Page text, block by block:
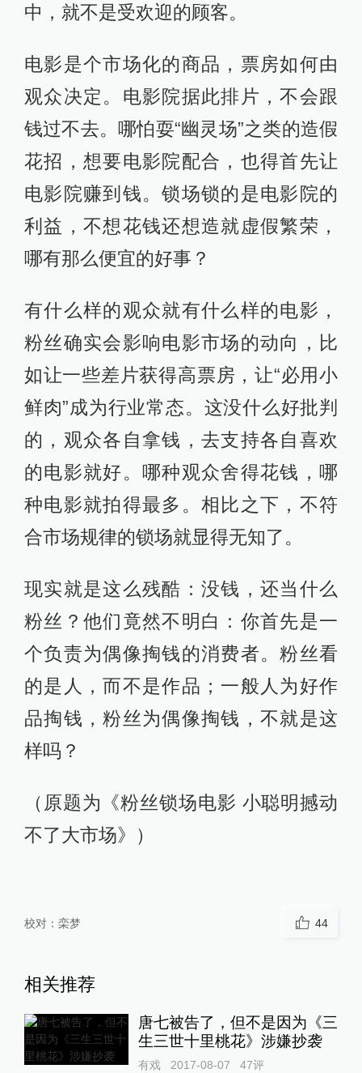
中，就不是受欢迎的顾客。
电影是个市场化的商品，票房如何由
观众决定。电影院据此排片，不会跟
钱过不去。哪怕耍“幽灵场”之类的造假
花招，想要电影院配合，也得首先让
电影院赚到钱。锁场锁的是电影院的
利益，不想花钱还想造就虚假繁荣，
哪有那么便宜的好事？
有什么样的观众就有什么样的电影，
粉丝确实会影响电影市场的动向，比
如让一些差片获得高票房，让“必用小
鲜肉”成为行业常态。这没什么好批判
的，观众各自拿钱，去支持各自喜欢
的电影就好。哪种观众舍得花钱，哪
种电影就拍得最多。相比之下，不符
合市场规律的锁场就显得无知了。
现实就是这么残酷：没钱，还当什么
粉丝？他们竟然不明白：你首先是一
个负责为偶像掏钱的消费者。粉丝看
的是人，而不是作品；一般人为好作
品掏钱，粉丝为偶像掏钱，不就是这
样吗？
（原题为《粉丝锁场电影 小聪明撼动
不了大市场》）
校对： 栾梦 44
相关推荐
唐七被告了，但不是因为《三
生三世十里桃花》涉嫌抄袭
有戏 2017-08-07 47评